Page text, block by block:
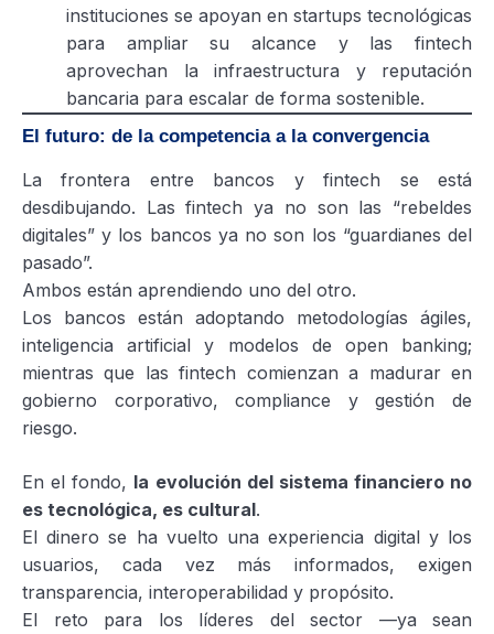
instituciones se apoyan en startups tecnológicas
para ampliar su alcance y las fintech
aprovechan la infraestructura y reputación
bancaria para escalar de forma sostenible.
El futuro: de la competencia a la convergencia
La frontera entre bancos y fintech se está
desdibujando. Las fintech ya no son las “rebeldes
digitales” y los bancos ya no son los “guardianes del
pasado”.
Ambos están aprendiendo uno del otro.
Los bancos están adoptando metodologías ágiles,
inteligencia artificial y modelos de open banking;
mientras que las fintech comienzan a madurar en
gobierno corporativo, compliance y gestión de
riesgo.
En el fondo, la evolución del sistema financiero no
es tecnológica, es cultural.
El dinero se ha vuelto una experiencia digital y los
usuarios, cada vez más informados, exigen
transparencia, interoperabilidad y propósito.
El reto para los líderes del sector —ya sean